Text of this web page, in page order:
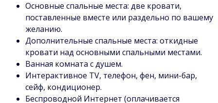
Основные спальные места: две кровати,
поставленные вместе или раздельно по вашему
желанию.
Дополнительные спальные места: откидные
кровати над основными спальными местами.
Ванная комната с душем.
Интерактивное TV, телефон, фен, мини-бар,
сейф, кондиционер.
Беспроводной Интернет (оплачивается